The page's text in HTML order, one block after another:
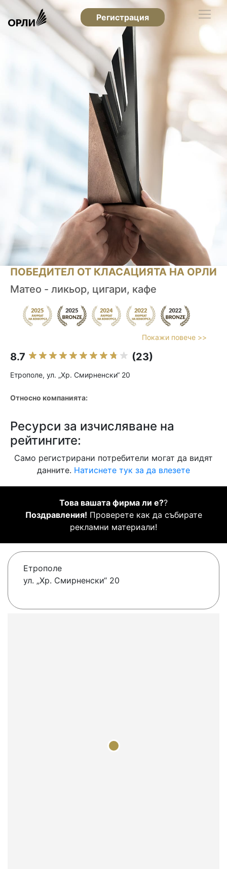
Регистрация
ПОБЕДИТЕЛ ОТ КЛАСАЦИЯТА НА ОРЛИ
Матео - ликьор, цигари, кафе
Покажи повече >>
8.7 (23)
Етрополе, ул. „Хр. Смирненски“ 20
Относно компанията:
Ресурси за изчисляване на
рейтингите:
Само регистрирани потребители могат да видят
данните. Натиснете тук за да влезете
Това вашата фирма ли е??
Поздравления! Проверете как да събирате
рекламни материали!
Етрополе
ул. „Хр. Смирненски“ 20